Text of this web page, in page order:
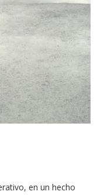
en un hecho